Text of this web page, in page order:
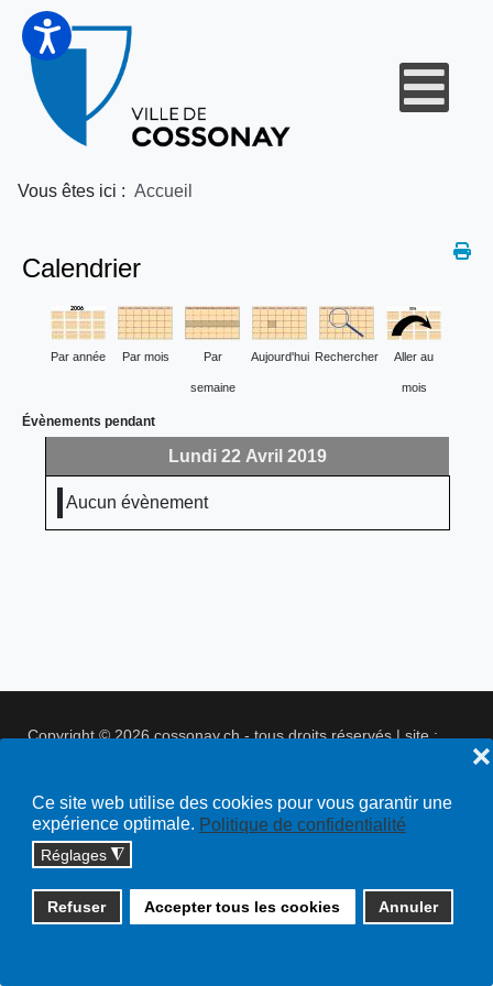
Ce site web utilise des cookies pour vous garantir une
expérience optimale. Politique de confidentialité
Réglages ◮
Refuser Accepter tous les cookies Annuler
❌
Vous êtes ici : Accueil
Calendrier
Par année Par mois Par
semaine
Aujourd'hui Rechercher Aller au
mois
Évènements pendant
Lundi 22 Avril 2019
Aucun évènement
Copyright © 2026 cossonay.ch - tous droits réservés | site :
Plan du site